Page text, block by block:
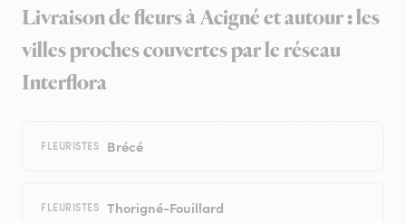
Livraison de fleurs à Acigné et autour : les
villes proches couvertes par le réseau
Interflora
FLEURISTES Brécé
FLEURISTES Thorigné-Fouillard